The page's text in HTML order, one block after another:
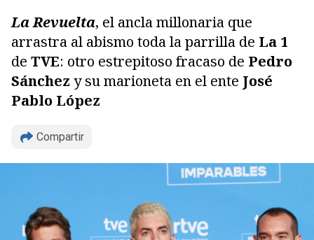
La Revuelta, el ancla millonaria que
arrastra al abismo toda la parrilla de La 1
de TVE: otro estrepitoso fracaso de Pedro
Sánchez y su marioneta en el ente José
Pablo López
Compartir